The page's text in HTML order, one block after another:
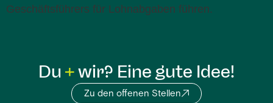
Geschäftsführers für Lohnabgaben führen.
Du wir? Eine gute Idee!
Zu den offenen Stellen